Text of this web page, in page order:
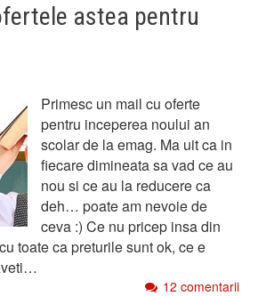
astea pentru
Primesc un mail cu oferte
pentru inceperea noului an
scolar de la emag. Ma uit ca in
fiecare dimineata sa vad ce au
nou si ce au la reducere ca
deh… poate am nevoie de
ceva :) Ce nu pricep insa din
toate ca preturile sunt ok, ce e
12 comentarii